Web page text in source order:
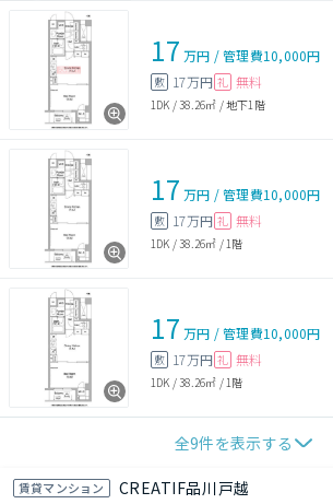
17 万円 /管理費10,000円
敷 17万円 礼 無料
1DK /38.26㎡ /地下1階
17 万円 /管理費10,000円
敷 17万円 礼 無料
1DK /38.26㎡ / 1階
17 万円 /管理費10,000円
敷 17万円 礼 無料
1DK /38.26㎡ / 1階
全9件を表示する
賃貸マンション CREATIF品川戸越